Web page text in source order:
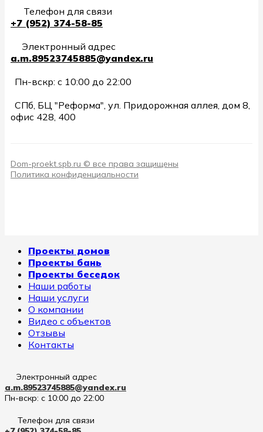
Телефон для связи
+7 (952) 374-58-85
Электронный адрес
a.m.89523745885@yandex.ru
Пн-вскр: с 10:00 до 22:00
СПб, БЦ "Реформа", ул. Придорожная аллея, дом 8,
офис 428, 400
Dom-proekt.spb.ru © все права защищены
Политика конфиденциальности
Проекты домов
Проекты бань
Проекты беседок
Наши работы
Наши услуги
О компании
Видео с объектов
Отзывы
Контакты
Электронный адрес
a.m.89523745885@yandex.ru
Пн-вскр: с 10:00 до 22:00
Телефон для связи